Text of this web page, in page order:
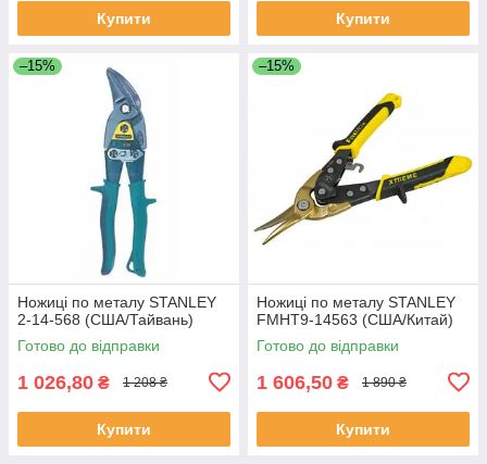
Купити Купити
–15%
Ножиці по металу STANLEY
2-14-568 (США/Тайвань)
Готово до відправки
1 026,80 ₴ 1 208 ₴
Купити
–15%
Ножиці по металу STANLEY
FMHT9-14563 (США/Китай)
Готово до відправки
1 606,50 ₴ 1 890 ₴
Купити